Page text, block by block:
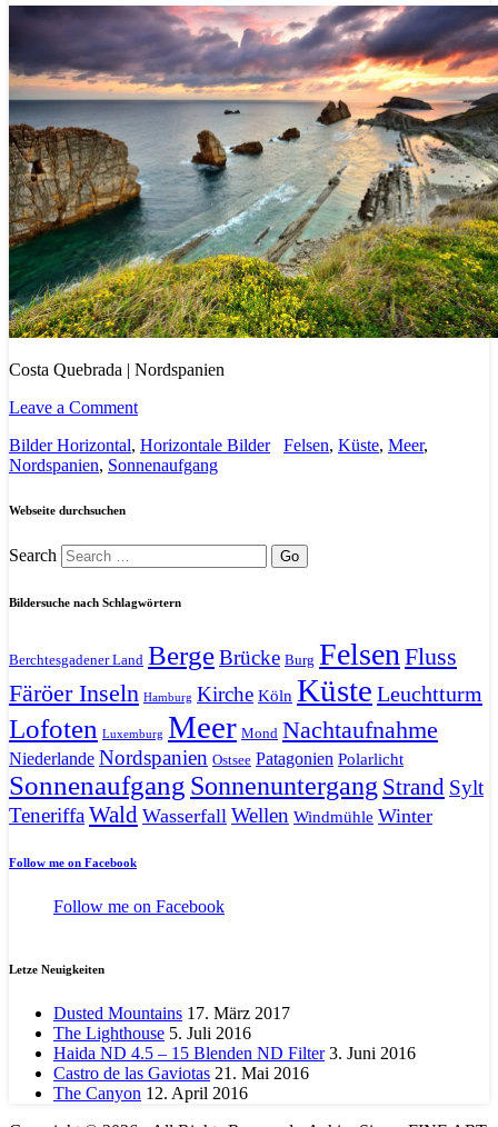
Costa Quebrada | Nordspanien
Leave a Comment
Bilder Horizontal, Horizontale Bilder Felsen, Küste, Meer,
Nordspanien, Sonnenaufgang
Webseite durchsuchen
Search
Bildersuche nach Schlagwörtern
Berchtesgadener Land BergeBrücke Burg Felsen Fluss
Färöer Inseln Hamburg Kirche Köln Küste Leuchtturm
Lofoten Luxemburg Meer Mond Nachtaufnahme
Niederlande Nordspanien Ostsee Patagonien Polarlicht
Sonnenaufgang Sonnenuntergang Strand Sylt
TeneriffaWald Wasserfall Wellen Windmühle Winter
Follow me on Facebook
Follow me on Facebook
Letze Neuigkeiten
Dusted Mountains 17. März 2017
The Lighthouse 5. Juli 2016
Haida ND 4.5 – 15 Blenden ND Filter 3. Juni 2016
Castro de las Gaviotas 21. Mai 2016
The Canyon 12. April 2016